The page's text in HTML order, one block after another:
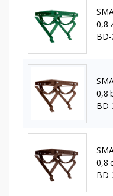
0,8
0,8
0,8